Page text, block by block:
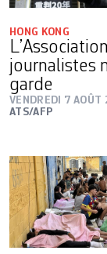
HONG KONG
journalistes
garde
VENDREDI 7 AOÛT
ATS/AFP